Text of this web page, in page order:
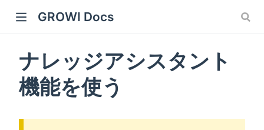
GROWI Docs
ナレッジアシスタント
機能を使う